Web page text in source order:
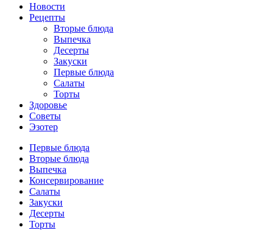
Новости
Рецепты
Вторые блюда
Выпечка
Десерты
Закуски
Первые блюда
Салаты
Торты
Здоровье
Советы
Эзотер
Первые блюда
Вторые блюда
Выпечка
Консервирование
Салаты
Закуски
Десерты
Торты